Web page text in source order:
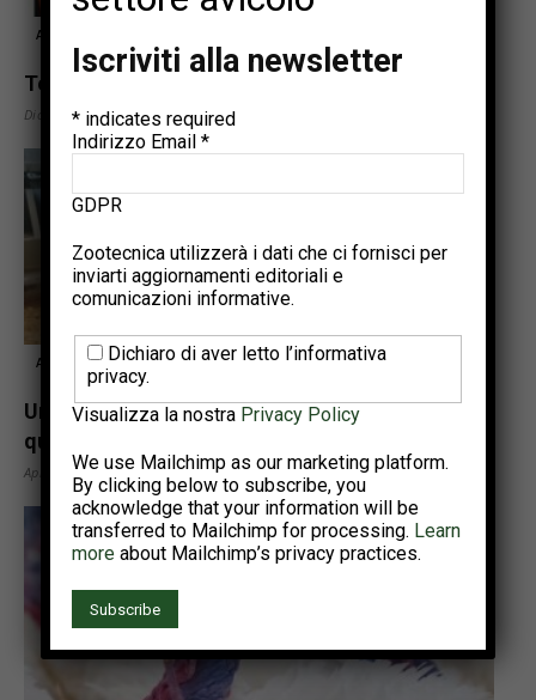
Articoli tecnici
Test sulla fertilità
Dicembre 7, 2021
Articoli tecnici
Un approccio mirato per ottenere una buona
qualità della lettiera
Aprile 29, 2021
Iscriviti alla newsletter
* indicates required
Indirizzo Email *
GDPR
Zootecnica utilizzerà i dati che ci fornisci per
inviarti aggiornamenti editoriali e
comunicazioni informative.
Dichiaro di aver letto l’informativa
privacy.
Visualizza la nostra Privacy Policy
We use Mailchimp as our marketing platform.
By clicking below to subscribe, you
acknowledge that your information will be
transferred to Mailchimp for processing. Learn
more about Mailchimp’s privacy practices.